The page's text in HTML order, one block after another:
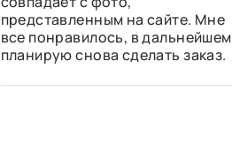
представленным на сайте. Мне
все понравилось, в дальнейшем
планирую снова сделать заказ.